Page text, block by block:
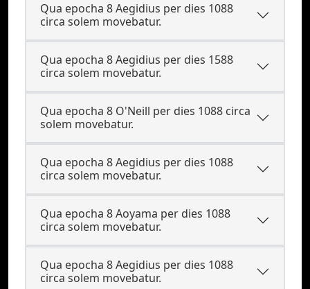
Qua epocha 8 Aegidius per dies 1088
circa solem movebatur.
Qua epocha 8 Aegidius per dies 1588
circa solem movebatur.
Qua epocha 8 O'Neill per dies 1088 circa
solem movebatur.
Qua epocha 8 Aegidius per dies 1088
circa solem movebatur.
Qua epocha 8 Aoyama per dies 1088
circa solem movebatur.
Qua epocha 8 Aegidius per dies 1088
circa solem movebatur.